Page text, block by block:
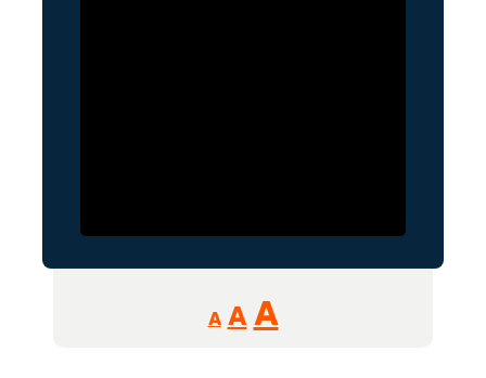
A
Reducir
tamaño
A Restablecer
AAumentar